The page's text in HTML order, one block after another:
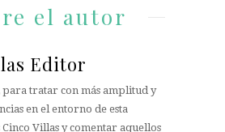
el autor
Editor
para tratar con más amplitud y
en el entorno de esta
Cinco Villas y comentar aquellos